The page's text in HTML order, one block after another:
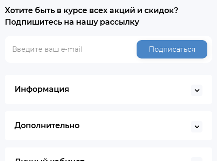
Хотите быть в курсе всех акций и скидок?
Подпишитесь на нашу рассылку
Подписаться
Информация
Дополнительно